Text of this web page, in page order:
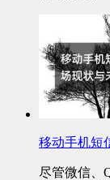
移动手机短
尽管微信、